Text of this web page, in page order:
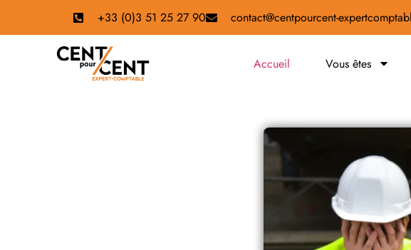
+33 (0)3 51 25 27 90 contact@centpourcent-
Accueil Vous êtes